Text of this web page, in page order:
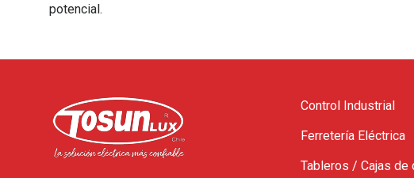
potencial.
Control Industrial
Ferretería Eléctrica
Tableros / Cajas de